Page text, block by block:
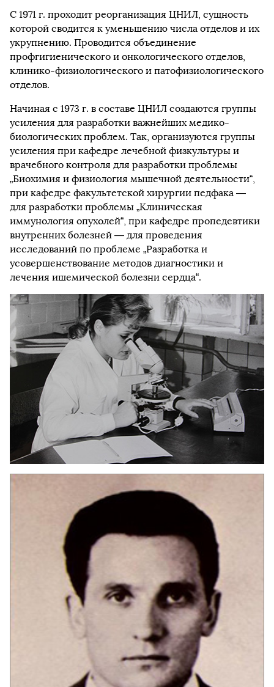
С 1971 г. проходит реорганизация ЦНИЛ, сущность
которой сводится к уменьшению числа отделов и их
укрупнению. Проводится объединение
профгигиенического и онкологического отделов,
клинико-физиологического и патофизиологического
отделов.
Начиная с 1973 г. в составе ЦНИЛ создаются группы
усиления для разработки важнейших медико-
биологических проблем. Так, организуются группы
усиления при кафедре лечебной физкультуры и
врачебного контроля для разработки проблемы
„Биохимия и физиология мышечной деятельности“,
при кафедре факультетской хирургии педфака —
для разработки проблемы „Клиническая
иммунология опухолей“, при кафедре пропедевтики
внутренних болезней — для проведения
исследований по проблеме „Разработка и
усовершенствование методов диагностики и
лечения ишемической болезни сердца“.